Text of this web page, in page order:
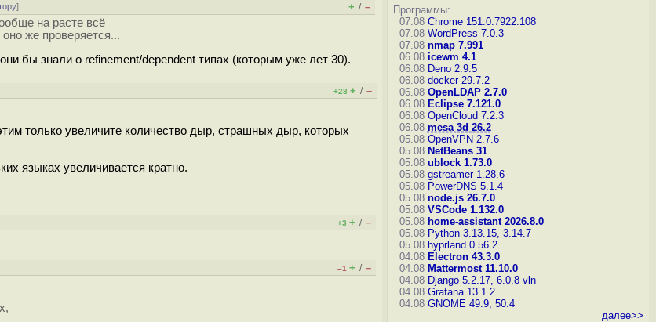
] + / –
на расте всё
же проверяется...
бы знали о refinement/dependent типах (которым уже лет 30).
+28 + / –
только увеличите количество дыр, страшных дыр, которых
языках увеличивается кратно.
+3 + / –
–1 + / –
Программы:
07.08 Chrome 151.0.7922.108
07.08 WordPress 7.0.3
07.08 nmap 7.991
06.08 icewm 4.1
06.08 Deno 2.9.5
06.08 docker 29.7.2
06.08 OpenLDAP 2.7.0
06.08 Eclipse 7.121.0
06.08 OpenCloud 7.2.3
06.08 mesa 3d 26.2
05.08 OpenVPN 2.7.6
05.08 NetBeans 31
05.08 ublock 1.73.0
05.08 gstreamer 1.28.6
05.08 PowerDNS 5.1.4
05.08 node.js 26.7.0
05.08 VSCode 1.132.0
05.08 home-assistant 2026.8.0
05.08 Python 3.13.15, 3.14.7
05.08 hyprland 0.56.2
04.08 Electron 43.3.0
04.08 Mattermost 11.10.0
04.08 Django 5.2.17, 6.0.8 vln
04.08 Grafana 13.1.2
04.08 GNOME 49.9, 50.4
далее>>